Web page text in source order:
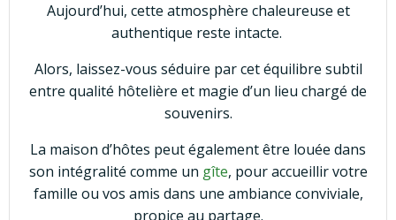
Aujourd’hui, cette atmosphère chaleureuse et
authentique reste intacte.
Alors, laissez-vous séduire par cet équilibre subtil
entre qualité hôtelière et magie d’un lieu chargé de
souvenirs.
La maison d’hôtes peut également être louée dans
son intégralité comme un gîte, pour accueillir votre
famille ou vos amis dans une ambiance conviviale,
propice au partage.